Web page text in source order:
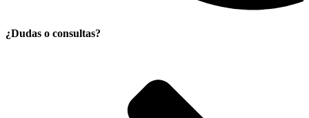
¿Dudas o consultas?